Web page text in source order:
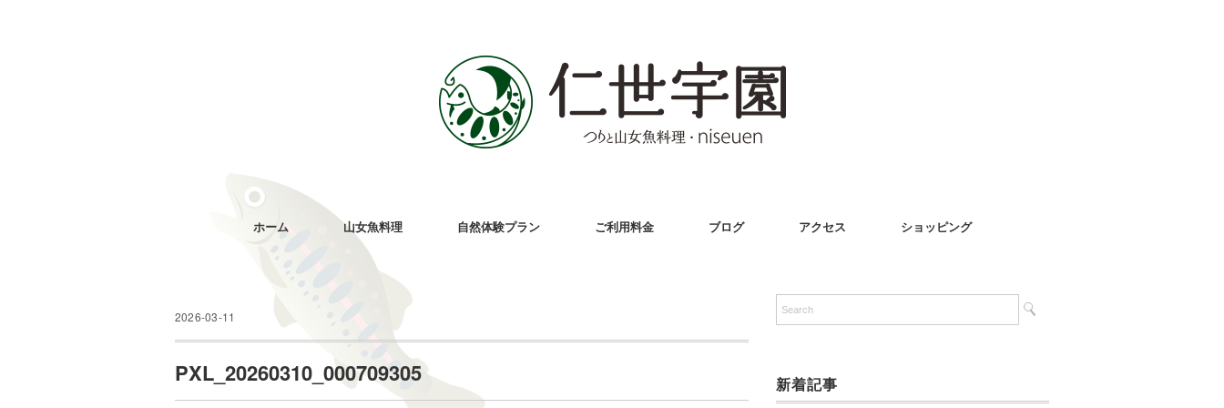
ホーム 山女魚料理 自然体験プラン ご利用料金 ブログ アクセス ショッピング
2026-03-11
PXL_20260310_000709305 新着記事